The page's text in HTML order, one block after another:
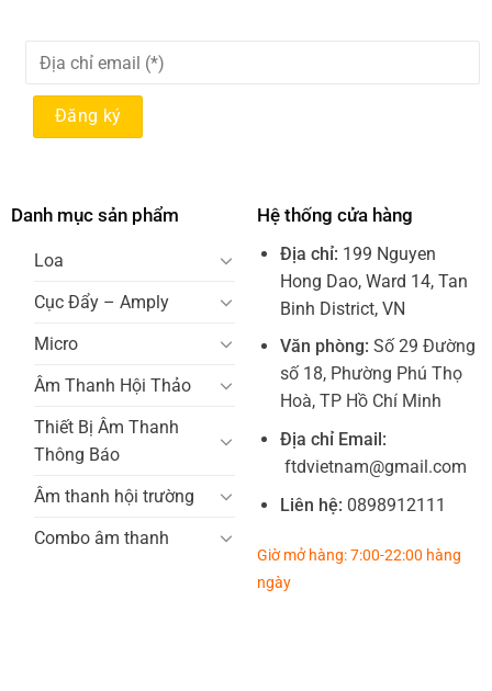
Danh mục sản phẩm
Loa
Cục Đẩy – Amply
Micro
Âm Thanh Hội Thảo
Thiết Bị Âm Thanh
Thông Báo
Âm thanh hội trường
Combo âm thanh
Hệ thống cửa hàng
Địa chỉ: 199 Nguyen
Hong Dao, Ward 14, Tan
Binh District, VN
Văn phòng: Số 29 Đường
số 18, Phường Phú Thọ
Hoà, TP Hồ Chí Minh
Địa chỉ Email:
ftdvietnam@gmail.com
Liên hệ: 0898912111
Giờ mở hàng: 7:00-22:00 hàng
ngày